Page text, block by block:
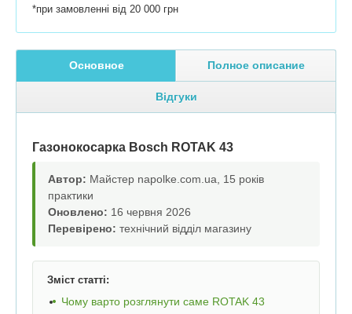
*при замовленні від 20 000 грн
Основное Полное описание
Відгуки
Газонокосарка Bosch ROTAK 43
Автор: Майстер napolke.com.ua, 15 років
практики
Оновлено: 16 червня 2026
Перевірено: технічний відділ магазину
Зміст статті:
Чому варто розглянути саме ROTAK 43